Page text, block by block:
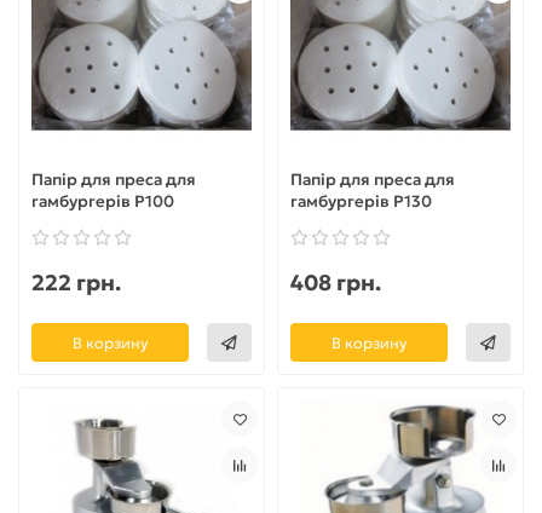
Папір для преса для
гамбургерів P100
222 грн.
В корзину
Папір для преса для
гамбургерів P130
408 грн.
В корзину